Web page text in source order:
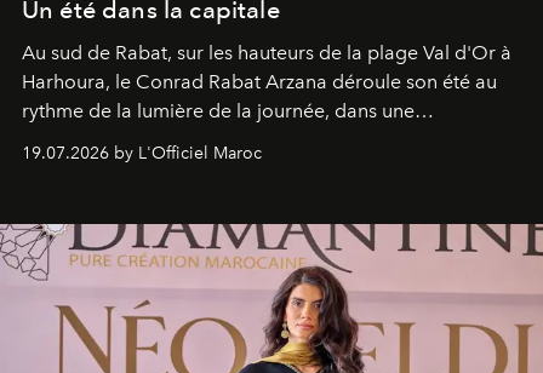
Un été dans la capitale
Au sud de Rabat, sur les hauteurs de la plage Val d'Or à
Harhoura, le Conrad Rabat Arzana déroule son été au
rythme de la lumière de la journée, dans une
programmation pensée comme une succession de
rendez-vous avec l’océan.
19.07.2026 by L'Officiel Maroc